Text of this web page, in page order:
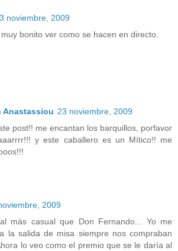
noviembre, 2009
bonito ver como se hacen en directo.
Anastassiou 23 noviembre, 2009
post!! me encantan los barquillos, porfavor
y este caballero es un Mítico!! me
2009
más casual que Don Fernando... Yo me
la salida de misa siempre nos compraban
lo veo como el premio que se le daría al